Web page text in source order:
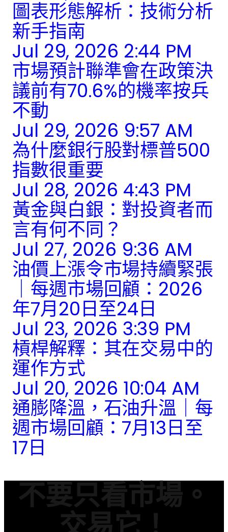
圖表形態解析：技術分析
新手指南
Jul 29, 2026 2:44 PM
市場預計聯準會在政策決
議前有70.6%的機率按兵
不動
Jul 29, 2026 9:57 AM
為什麼銀行股對標普500
指數很重要
Jul 28, 2026 4:43 PM
黃金與白銀：對投資者而
言有何不同？
Jul 27, 2026 9:36 AM
油價上漲令市場持續緊張
｜每週市場回顧：2026
年7月20日至24日
Jul 23, 2026 3:39 PM
槓桿解釋：其在交易中的
運作方式
Jul 20, 2026 10:04 AM
通膨降溫，石油升溫｜每
週市場回顧：7月13日至
17日
不要只看市場。